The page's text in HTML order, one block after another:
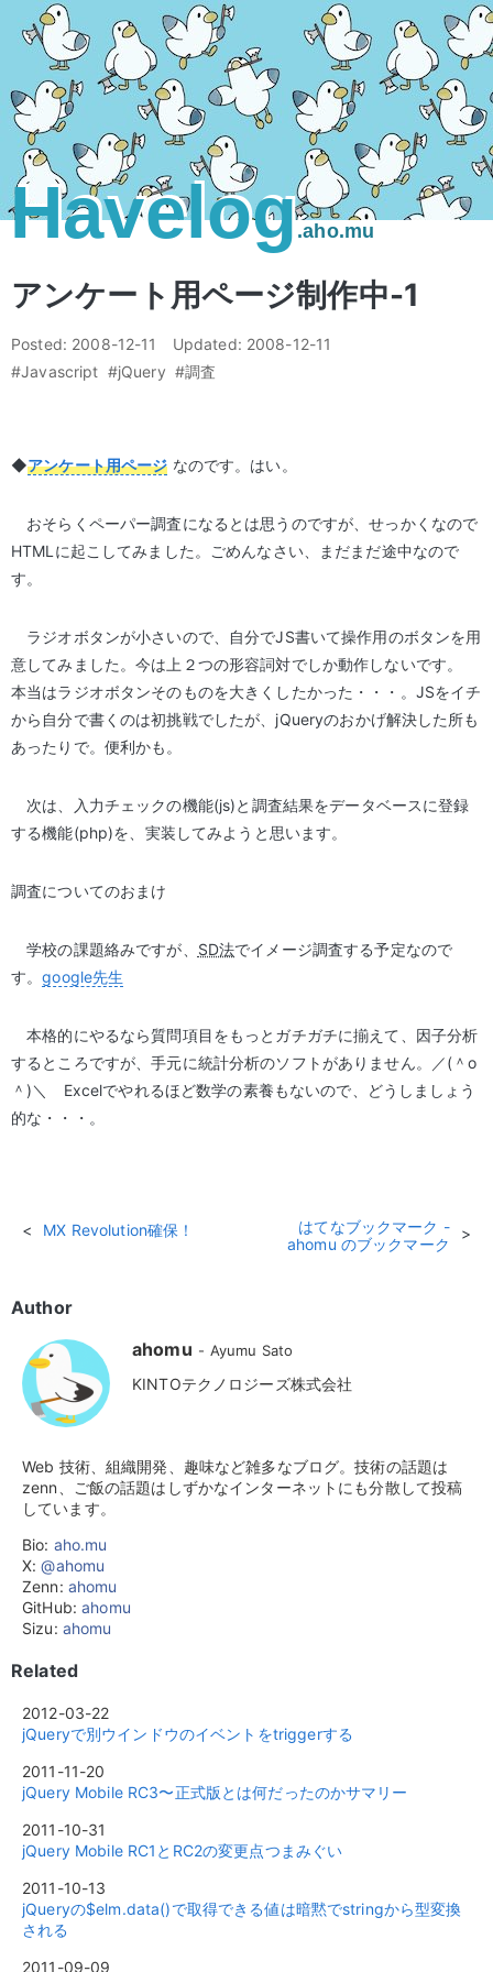
Havelog.aho.mu
アンケート用ページ制作中-1
Posted: 2008-12-11 Updated: 2008-12-11
#Javascript #jQuery #調査
◆アンケート用ページ なのです。はい。
おそらくペーパー調査になるとは思うのですが、せっかくなので
HTMLに起こしてみました。ごめんなさい、まだまだ途中なので
す。
ラジオボタンが小さいので、自分でJS書いて操作用のボタンを用
意してみました。今は上２つの形容詞対でしか動作しないです。
本当はラジオボタンそのものを大きくしたかった・・・。JSをイチ
から自分で書くのは初挑戦でしたが、jQueryのおかげ解決した所も
あったりで。便利かも。
次は、入力チェックの機能(js)と調査結果をデータベースに登録
する機能(php)を、実装してみようと思います。
調査についてのおまけ
学校の課題絡みですが、 SD法でイメージ調査する予定なので
す。google先生
本格的にやるなら質問項目をもっとガチガチに揃えて、因子分析
するところですが、手元に統計分析のソフトがありません。／(＾o
＾)＼ Excelでやれるほど数学の素養もないので、どうしましょう
的な・・・。
MX Revolution確保！
はてなブックマーク -
ahomu のブックマーク
Author
ahomu
Ayumu Sato
KINTOテクノロジーズ株式会社
Web 技術、組織開発、趣味など雑多なブログ。技術の話題は
zenn、ご飯の話題はしずかなインターネットにも分散して投稿
しています。
Bio: aho.mu
X:@ahomu
Zenn: ahomu
GitHub:ahomu
Sizu: ahomu
Related
2012-03-22
jQueryで別ウインドウのイベントをtriggerする
2011-11-20
jQuery Mobile RC3〜正式版とは何だったのかサマリー
2011-10-31
jQuery Mobile RC1とRC2の変更点つまみぐい
2011-10-13
jQueryの$elm.data()で取得できる値は暗黙でstringから型変換
される
2011-09-09